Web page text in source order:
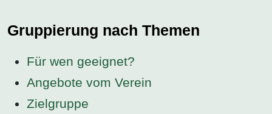
Gruppierung nach Themen
Für wen geeignet?
Angebote vom Verein
Zielgruppe